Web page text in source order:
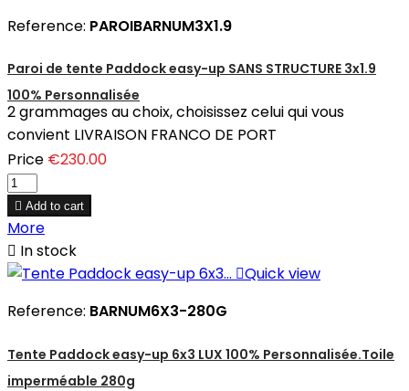
Reference: PAROIBARNUM3X1.9
Paroi de tente Paddock easy-up SANS STRUCTURE 3x1.9
100% Personnalisée
2 grammages au choix, choisissez celui qui vous
convient LIVRAISON FRANCO DE PORT
Price €230.00
 Add to cart
More
 In stock
Quick view
Reference: BARNUM6X3-280G
Tente Paddock easy-up 6x3 LUX 100% Personnalisée.Toile
imperméable 280g